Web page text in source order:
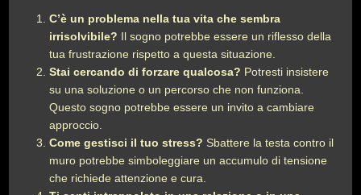
C’è un problema nella tua vita che sembra
irrisolvibile? Il sogno potrebbe essere un riflesso della
tua frustrazione rispetto a questa situazione.
Stai cercando di forzare qualcosa? Potresti insistere
su una soluzione o un percorso che non funziona.
Questo sogno potrebbe essere un invito a cambiare
approccio.
Come gestisci il tuo stress? Sbattere la testa contro il
muro potrebbe simboleggiare un accumulo di tensione
che richiede attenzione e cura.